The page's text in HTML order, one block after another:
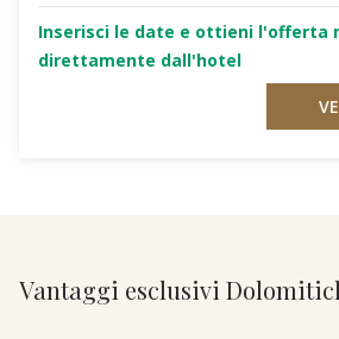
Inserisci le date e ottieni l'offerta
direttamente dall'hotel
Vantaggi esclusivi